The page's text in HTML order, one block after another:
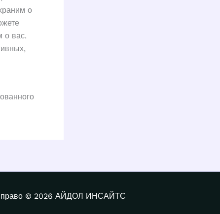
о
о вас.
право © 2026 АЙДОЛ ИНСАЙТС